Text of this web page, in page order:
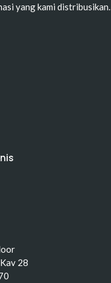
yang kami distribusikan.
28